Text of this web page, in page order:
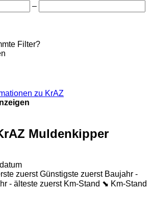
–
Filter?
zu KrAZ
Muldenkipper
zuerst Günstigste zuerst Baujahr -
- älteste zuerst Km-Stand ⬊ Km-Stand